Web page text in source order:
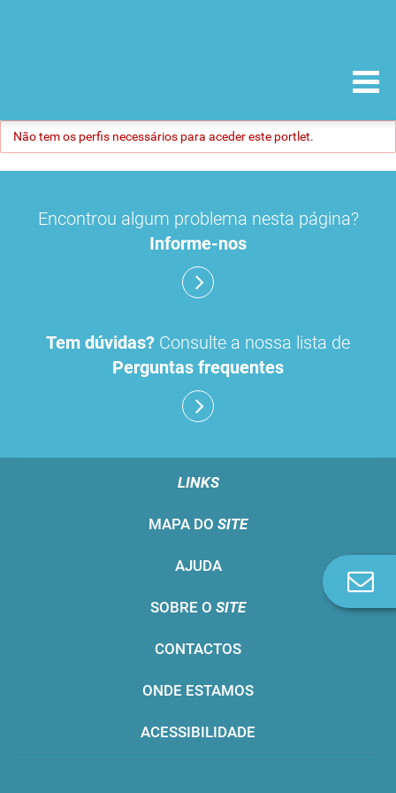
Não tem os perfis necessários para aceder este portlet.
Encontrou algum problema nesta página?
Informe-nos
Tem dúvidas? Consulte a nossa lista de
Perguntas frequentes
LINKS
MAPA DO SITE
AJUDA
SOBRE O SITE
CONTACTOS
ONDE ESTAMOS
ACESSIBILIDADE